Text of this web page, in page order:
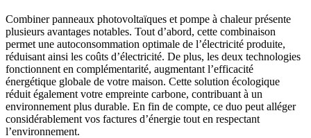
Combiner panneaux photovoltaïques et pompe à chaleur présente
plusieurs avantages notables. Tout d’abord, cette combinaison
permet une autoconsommation optimale de l’électricité produite,
réduisant ainsi les coûts d’électricité. De plus, les deux technologies
fonctionnent en complémentarité, augmentant l’efficacité
énergétique globale de votre maison. Cette solution écologique
réduit également votre empreinte carbone, contribuant à un
environnement plus durable. En fin de compte, ce duo peut alléger
considérablement vos factures d’énergie tout en respectant
l’environnement.